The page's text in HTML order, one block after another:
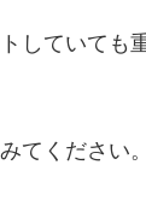
していても
てください。